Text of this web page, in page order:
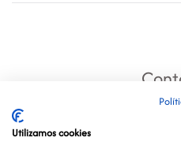
Utilizamos cookies